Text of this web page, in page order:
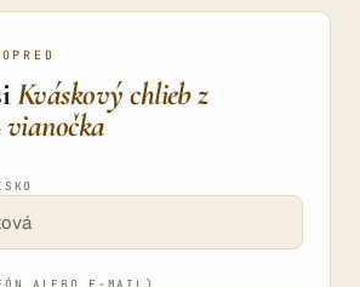
Kváskový chlieb z